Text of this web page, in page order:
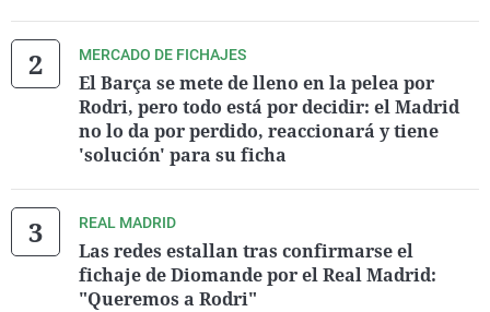
MERCADO DE FICHAJES
El Barça se mete de lleno en la pelea por
Rodri, pero todo está por decidir: el Madrid
no lo da por perdido, reaccionará y tiene
'solución' para su ficha
REAL MADRID
Las redes estallan tras confirmarse el
fichaje de Diomande por el Real Madrid:
"Queremos a Rodri"